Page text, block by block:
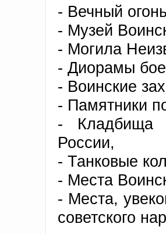
- Вечный
- Музей
- Могила
- Диорамы
- Воинские
- Памятники
- Кладбища
России,
- Танковые
- Места
- Mecтa,
советского